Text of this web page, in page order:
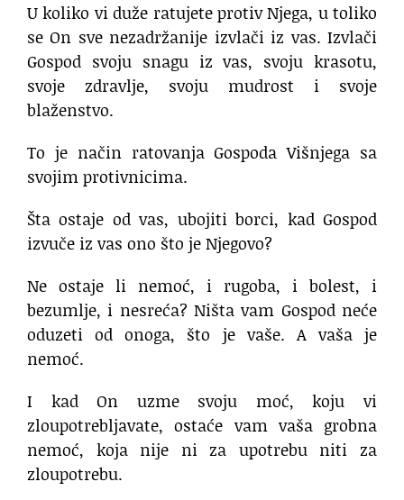
U koliko vi duže ratujete protiv Njega, u toliko
se On sve nezadržanije izvlači iz vas. Izvlači
Gospod svoju snagu iz vas, svoju krasotu,
svoje zdravlje, svoju mudrost i svoje
blaženstvo.
To je način ratovanja Gospoda Višnjega sa
svojim protivnicima.
Šta ostaje od vas, ubojiti borci, kad Gospod
izvuče iz vas ono što je Njegovo?
Ne ostaje li nemoć, i rugoba, i bolest, i
bezumlje, i nesreća? Ništa vam Gospod neće
oduzeti od onoga, što je vaše. A vaša je
nemoć.
I kad On uzme svoju moć, koju vi
zloupotrebljavate, ostaće vam vaša grobna
nemoć, koja nije ni za upotrebu niti za
zloupotrebu.